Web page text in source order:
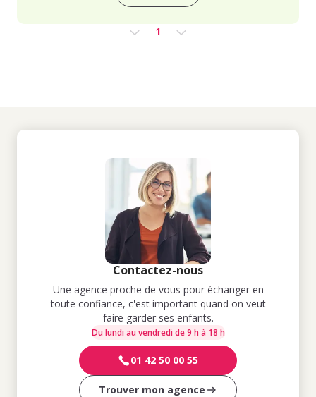
1
Contactez-nous
Une agence proche de vous pour échanger en
toute confiance, c'est important quand on veut
faire garder ses enfants.
Du lundi au vendredi de 9 h à 18 h
01 42 50 00 55
Trouver mon agence